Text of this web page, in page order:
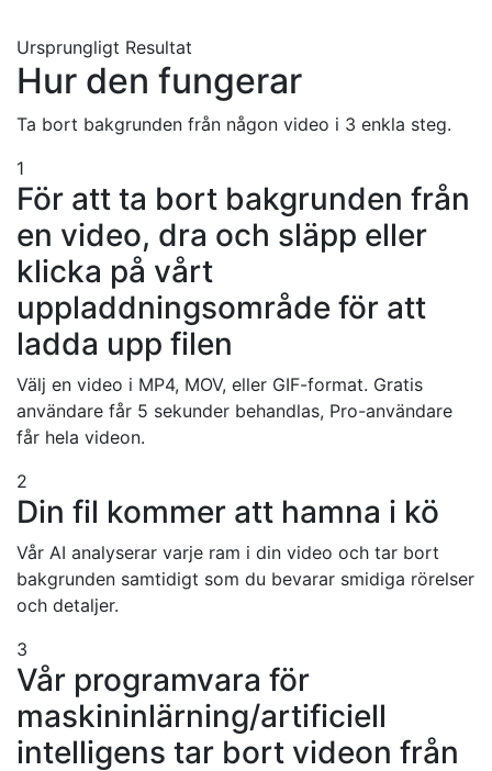
Ursprungligt Resultat
Hur den fungerar
Ta bort bakgrunden från någon video i 3 enkla steg.
1
För att ta bort bakgrunden från
en video, dra och släpp eller
klicka på vårt
uppladdningsområde för att
ladda upp filen
Välj en video i MP4, MOV, eller GIF-format. Gratis
användare får 5 sekunder behandlas, Pro-användare
får hela videon.
2
Din fil kommer att hamna i kö
Vår AI analyserar varje ram i din video och tar bort
bakgrunden samtidigt som du bevarar smidiga rörelser
och detaljer.
3
Vår programvara för
maskininlärning/artificiell
intelligens tar bort videon från